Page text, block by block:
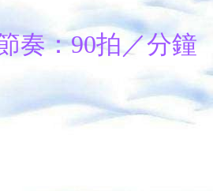
奏：90拍／分鐘